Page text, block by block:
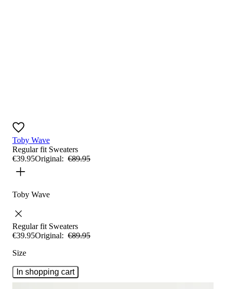
Toby Wave
Regular fit Sweaters
€39.95Original: €89.95
Toby Wave
Regular fit Sweaters
€39.95Original: €89.95
Size
In shopping cart